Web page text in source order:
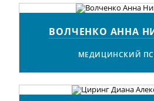
ВОЛЧЕНКО АННА
МЕДИЦИНСКИЙ